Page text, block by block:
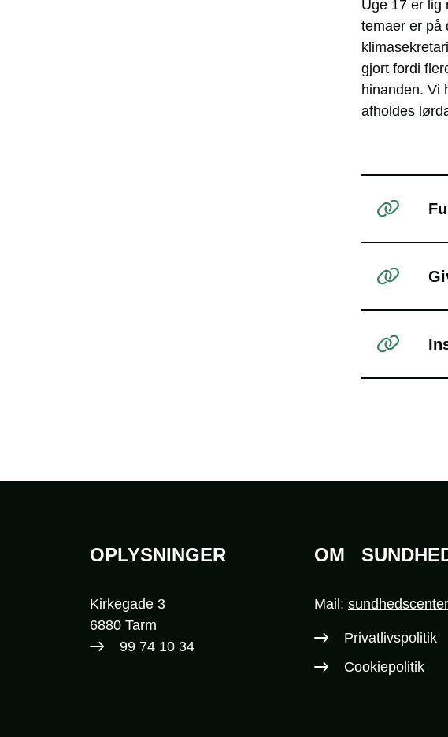
Uge 17 er lig
temaer er på
gjort fordi
hinanden. Vi
afholdes
OPLYSNINGER
Kirkegade 3
6880 Tarm
99 74 10 34​
OM
Mail:
Privatlivspolitik
Cookiepolitik